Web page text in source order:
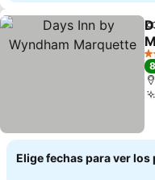
2
Elige fechas para ver